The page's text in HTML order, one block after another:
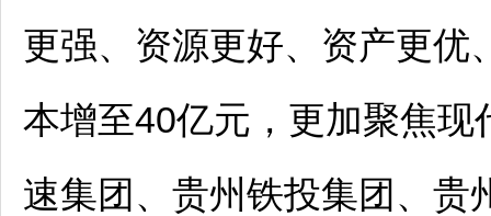
更强、资源更好、资产更优
本增至40亿元，更加聚焦
速集团、贵州铁投集团、贵